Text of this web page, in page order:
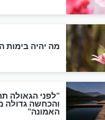
יהדות
הותר לפרסום:
נהרגו בדרום לבנון